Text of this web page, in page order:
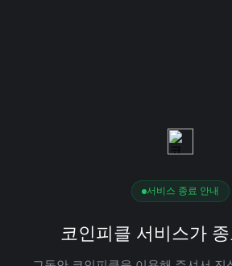
서비스 종료 안내
코인피클 서비스가